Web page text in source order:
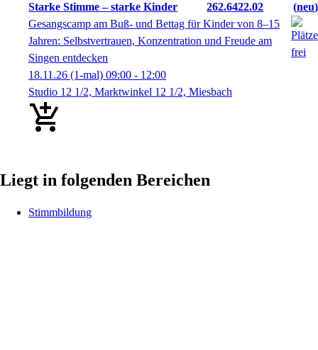
Starke Stimme – starke Kinder 262.6422.02
neu
Gesangscamp am Buß- und Bettag für Kinder von 8–15
Jahren: Selbstvertrauen, Konzentration und Freude am
Singen entdecken
18.11.26 (1-mal) 09:00 - 12:00
Studio 12 1/2, Marktwinkel 12 1/2, Miesbach
Liegt in folgenden Bereichen
Stimmbildung